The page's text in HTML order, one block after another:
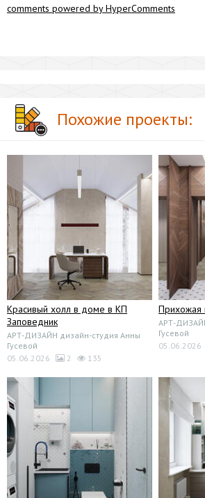
comments powered by HyperComments
Похожие проекты:
Красивый холл в доме в КП
Заповедник
АРТ-ДИЗАЙН дизайн-студия Анны
Гусевой
05.06.2026
2 135
Прихожая
АРТ-
Гусевой
05.06.2026